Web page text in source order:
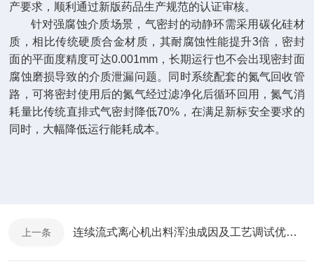
产要求，顺利通过新版药品生产规范的认证审核。
针对强腐蚀介质场景，气密封的动静环需采用碳化硅材
质，相比传统硬质合金材质，其耐腐蚀性能提升3倍，密封
面的平面度精度可达0.001mm，长期运行也不会出现密封面
腐蚀磨损导致的介质泄漏问题。同时系统配套的氮气回收管
路，可将密封使用后的氮气经过滤净化后循环回用，氮气消
耗量比传统直排式气密封降低70%，在满足新标安全要求的
同时，大幅降低运行能耗成本。
上一条 连续流式离心机出料浑浊成因及工艺调试优化措施